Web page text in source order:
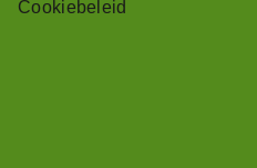
Cookiebeleid